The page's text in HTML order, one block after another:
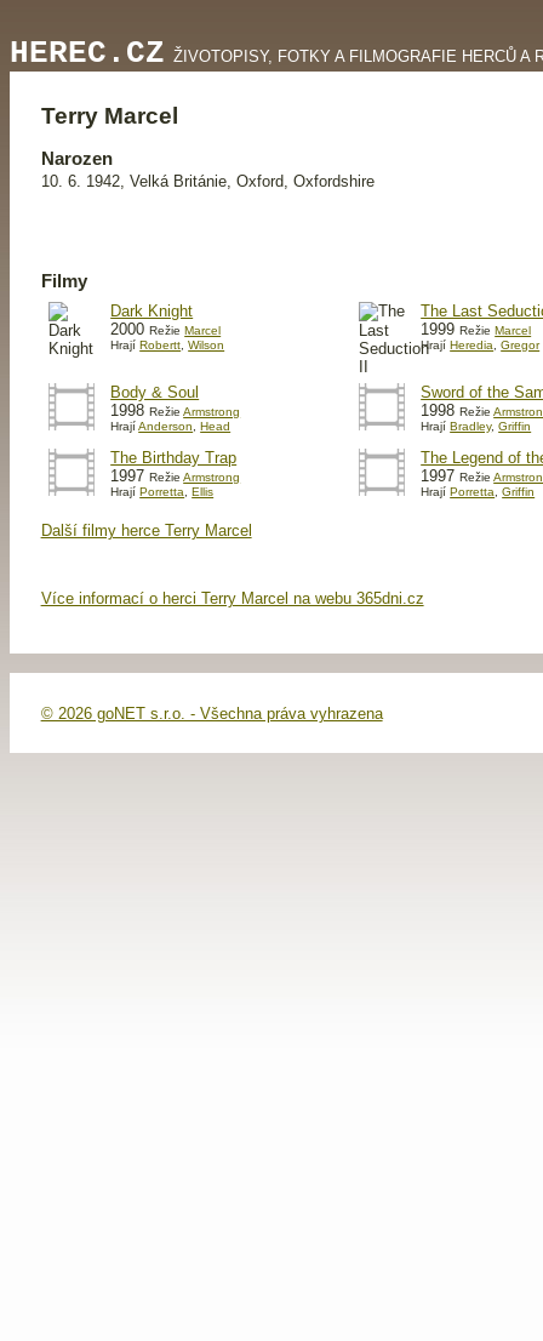
HEREC.CZ ŽIVOTOPISY, FOTKY A FILMOGRAFIE HERCŮ A
Terry Marcel
Narozen
10. 6. 1942, Velká Británie, Oxford, Oxfordshire
Filmy
Dark Knight
2000RežieMarcel
HrajíRobertt ,Wilson
The Last
1999RežieMarcel
HrajíHeredia ,Gregor
Body & Soul
1998RežieArmstrong
HrajíAnderson,Head
Sword of the
1998Režie
HrajíBradley,Griffin
The Birthday Trap
1997RežieArmstrong
HrajíPorretta ,Ellis
The Legend of
1997Režie
HrajíPorretta ,Griffin
Další filmy herce Terry Marcel
Více informací o herci Terry Marcel na webu 365dni.cz
© 2026 goNET s.r.o. - Všechna práva vyhrazena